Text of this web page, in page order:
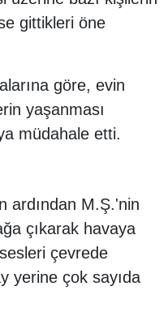
gittikleri öne
göre, evin
yaşanması
müdahale etti.
ardından M.Ş.'nin
çıkarak havaya
çevrede
yerine çok sayıda